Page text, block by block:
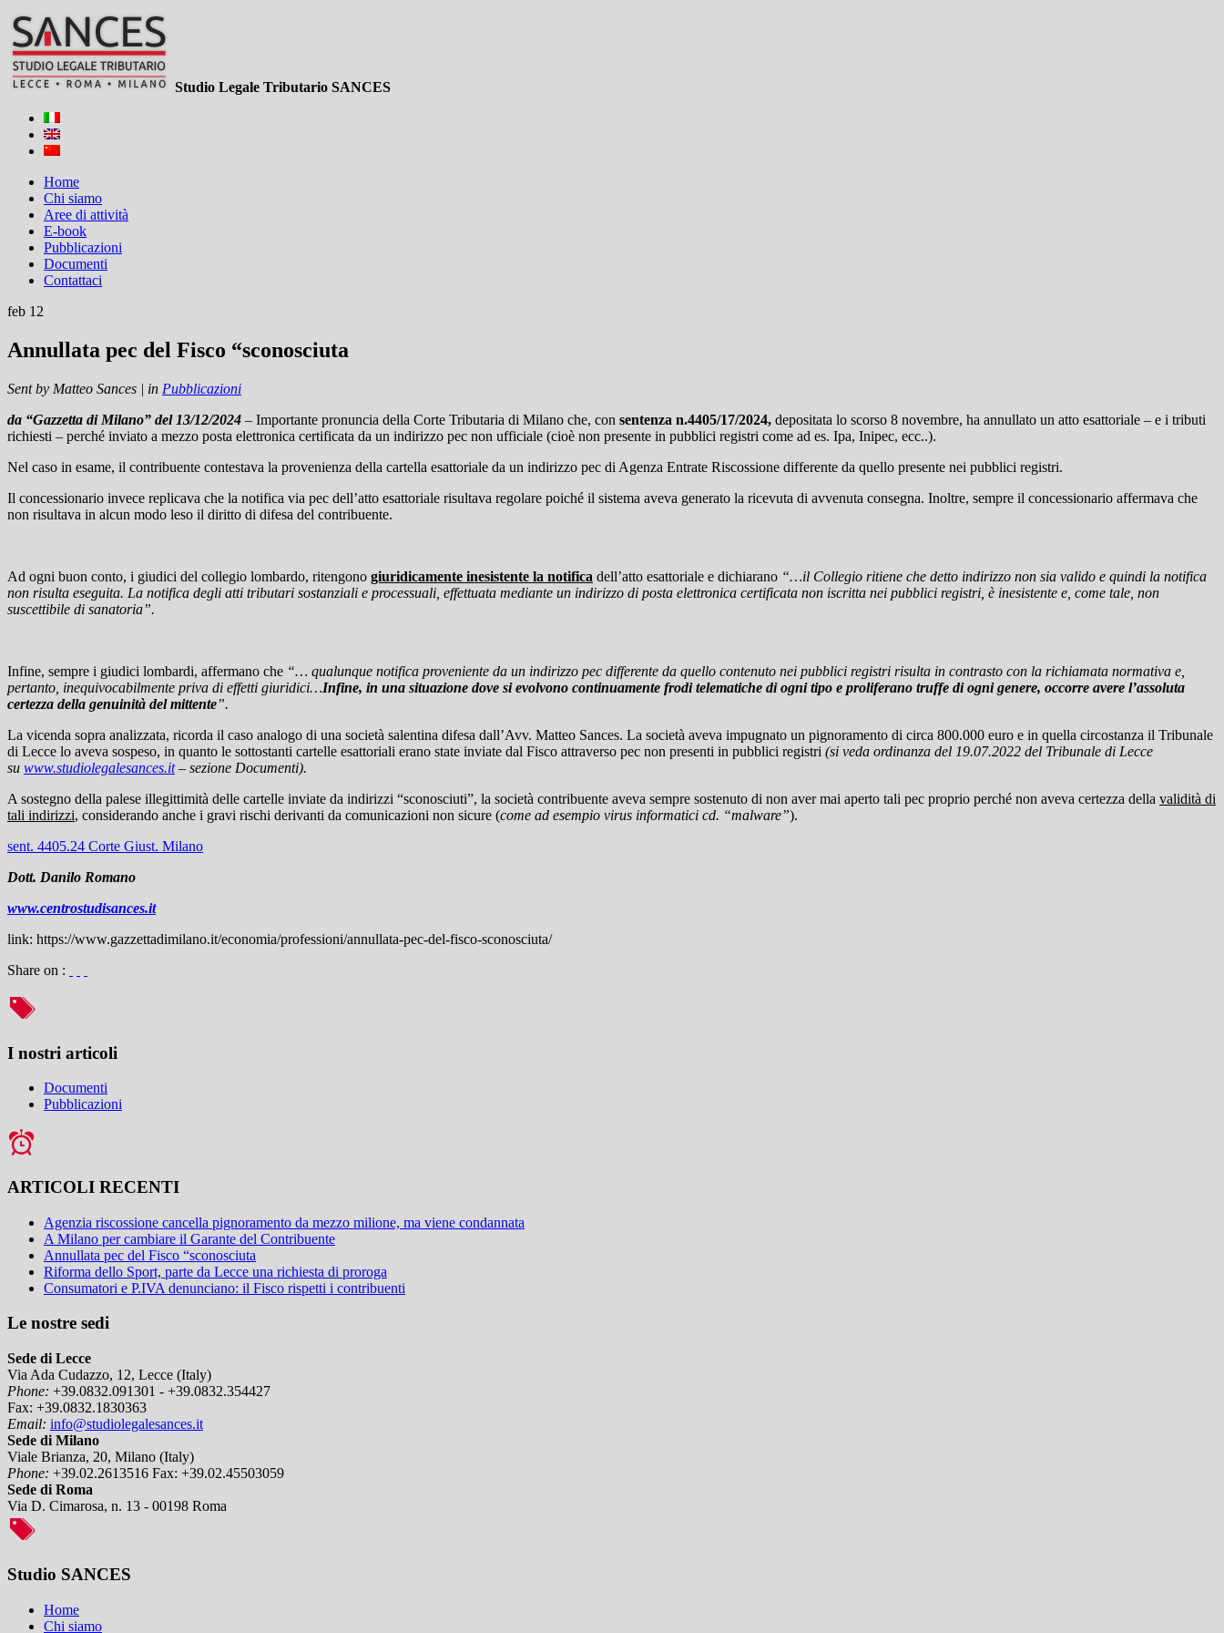
Studio Legale Tributario SANCES
Home
Chi siamo
Aree di attività
E-book
Pubblicazioni
Documenti
Contattaci
feb 12
Annullata pec del Fisco “sconosciuta
Sent by Matteo Sances | in Pubblicazioni
da “Gazzetta di Milano” del 13/12/2024 – Importante pronuncia della Corte Tributaria di Milano che, con sentenza n.4405/17/2024, depositata lo scorso 8 novembre, ha annullato un atto esattoriale – e i tributi
richiesti – perché inviato a mezzo posta elettronica certificata da un indirizzo pec non ufficiale (cioè non presente in pubblici registri come ad es. Ipa, Inipec, ecc..).
Nel caso in esame, il contribuente contestava la provenienza della cartella esattoriale da un indirizzo pec di Agenza Entrate Riscossione differente da quello presente nei pubblici registri.
Il concessionario invece replicava che la notifica via pec dell’atto esattoriale risultava regolare poiché il sistema aveva generato la ricevuta di avvenuta consegna. Inoltre, sempre il concessionario affermava che
non risultava in alcun modo leso il diritto di difesa del contribuente.
Ad ogni buon conto, i giudici del collegio lombardo, ritengono giuridicamente inesistente la notifica dell’atto esattoriale e dichiarano “…il Collegio ritiene che detto indirizzo non sia valido e quindi la notifica
non risulta eseguita. La notifica degli atti tributari sostanziali e processuali, effettuata mediante un indirizzo di posta elettronica certificata non iscritta nei pubblici registri, è inesistente e, come tale, non
suscettibile di sanatoria”.
Infine, sempre i giudici lombardi, affermano che “… qualunque notifica proveniente da un indirizzo pec differente da quello contenuto nei pubblici registri risulta in contrasto con la richiamata normativa e,
pertanto, inequivocabilmente priva di effetti giuridici…Infine, in una situazione dove si evolvono continuamente frodi telematiche di ogni tipo e proliferano truffe di ogni genere, occorre avere l’assoluta
certezza della genuinità del mittente”.
La vicenda sopra analizzata, ricorda il caso analogo di una società salentina difesa dall’Avv. Matteo Sances. La società aveva impugnato un pignoramento di circa 800.000 euro e in quella circostanza il Tribunale
di Lecce lo aveva sospeso, in quanto le sottostanti cartelle esattoriali erano state inviate dal Fisco attraverso pec non presenti in pubblici registri (si veda ordinanza del 19.07.2022 del Tribunale di Lecce
su www.studiolegalesances.it– sezione Documenti).
A sostegno della palese illegittimità delle cartelle inviate da indirizzi “sconosciuti”, la società contribuente aveva sempre sostenuto di non aver mai aperto tali pec proprio perché non aveva certezza della validità di
tali indirizzi, considerando anche i gravi rischi derivanti da comunicazioni non sicure (come ad esempio virus informatici cd. “malware”).
sent. 4405.24 Corte Giust. Milano
Dott. Danilo Romano
www.centrostudisances.it
link: https://www.gazzettadimilano.it/economia/professioni/annullata-pec-del-fisco-sconosciuta/
Share on :
I nostri articoli
Documenti
Pubblicazioni
ARTICOLI RECENTI
Agenzia riscossione cancella pignoramento da mezzo milione, ma viene condannata
A Milano per cambiare il Garante del Contribuente
Annullata pec del Fisco “sconosciuta
Riforma dello Sport, parte da Lecce una richiesta di proroga
Consumatori e P.IVA denunciano: il Fisco rispetti i contribuenti
Le nostre sedi
Sede di Lecce
Via Ada Cudazzo, 12, Lecce (Italy)
Phone: +39.0832.091301 - +39.0832.354427
Fax: +39.0832.1830363
Email: info@studiolegalesances.it
Sede di Milano
Viale Brianza, 20, Milano (Italy)
Phone: +39.02.2613516 Fax: +39.02.45503059
Sede di Roma
Via D. Cimarosa, n. 13 - 00198 Roma
Studio SANCES
Home
Chi siamo